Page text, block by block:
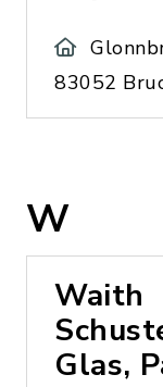
83052
W
Waith
Glas,